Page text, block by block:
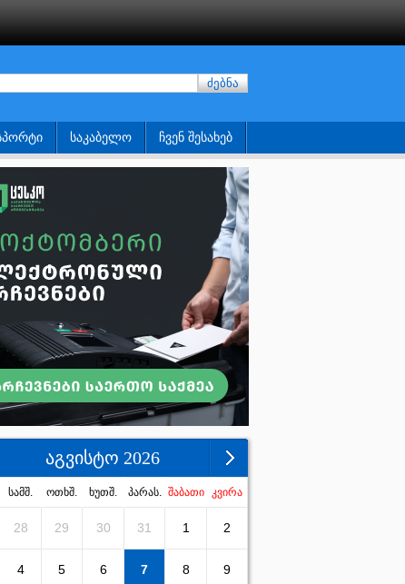
ძებნა
ᲡᲐᲙᲐᲑᲔᲚᲝ ᲩᲕᲔᲜ ᲨᲔᲡᲐᲮᲔᲑ
აგვისტო 2026
სამშ. ოთხშ. ხუთშ. პარას. შაბათი კვირა
28 29 30 31 1 2
4 5 6 7 8 9